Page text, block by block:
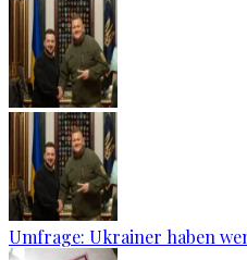
Umfrage: Ukrainer haben